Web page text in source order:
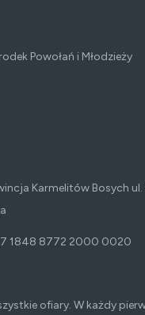
Powołań i Młodzieży
Karmelitów Bosych ul.
1848 8772 2000 0020
ofiary. W każdy